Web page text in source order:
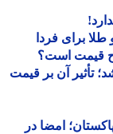
برای فردا
است؟
تأثیر آن بر قیمت
امضا در